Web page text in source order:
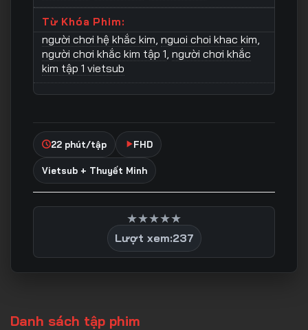
Từ Khóa Phim:
người chơi hệ khắc kim nguoi choi khac kim
người chơi khắc kim tập 1 người chơi khắc
kim tập 1 vietsub
22 phút/tập FHD
Vietsub + Thuyết Minh
★★★★★
Lượt xem:237
Danh sách tập phim